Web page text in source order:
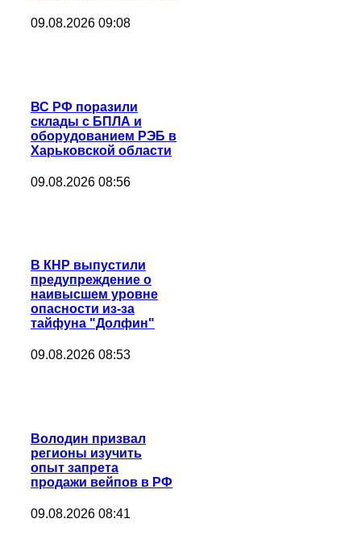
09.08.2026 09:08
ВС РФ поразили
склады с БПЛА и
оборудованием РЭБ в
Харьковской области
09.08.2026 08:56
В КНР выпустили
предупреждение о
наивысшем уровне
опасности из-за
тайфуна "Долфин"
09.08.2026 08:53
Володин призвал
регионы изучить
опыт запрета
продажи вейпов в РФ
09.08.2026 08:41